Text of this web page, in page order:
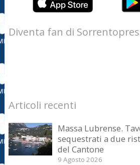
Diventa fan di
Articoli recenti
Massa Lubrense.
sequestrati a due
del Cantone
9 Agosto 2026